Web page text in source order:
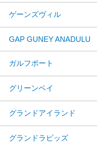
ゲーンズヴィル
GAP GUNEY ANADULU
ガルフポート
グリーンベイ
グランドアイランド
グランドラピッズ